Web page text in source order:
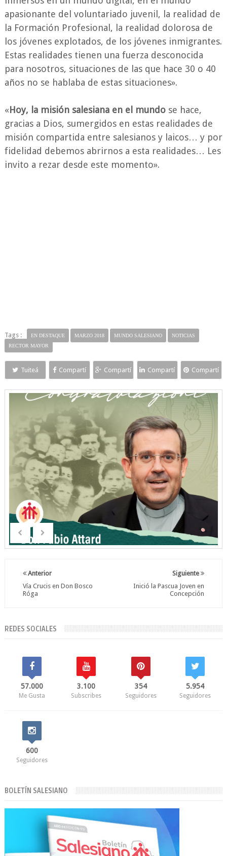
apasionante del voluntariado juvenil, la realidad de
la Formación Profesional, la realidad dolorosa de
los jóvenes explotados, de los jóvenes inmigrantes.
Estas realidades tienen una fuerza desconocida
para nosotros, situaciones de las que hace 30 o 40
años no se hablaba de estas situaciones».
«Hoy, la misión salesiana en el mundose hace,
gracias a Dios, sumergidos en estas realidades de
misión compartida entre salesianos y laicos… y por
fidelidad debemos abrirnos a esta realidades… Les
invito a rezar desde este momento».
Tags : EN DESTAQUE MARZO 2018 MUNDO SALESIANO
NOTICIAS
RECTOR MAYOR
Tuiteá Compartí Compartí Compartí Compartí
Siguiente
Inició la Pascua Joven en
Concepción
Anterior
Vía Crucis en Don Bosco
Róga
REDES SOCIALES
57.000
Me Gusta
3.100
Subscribes
354
Seguidores
5.954
Seguidores
600
Seguidores
BOLETÍN SALESIANO